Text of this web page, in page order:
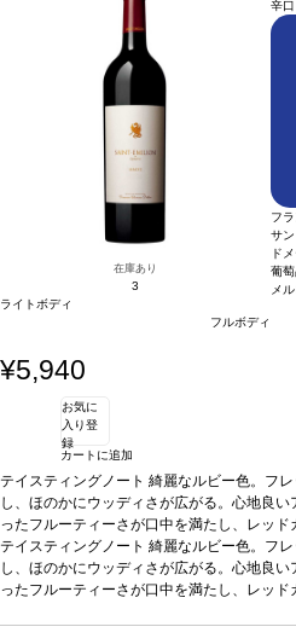
在庫あり
3
ライトボディ
フルボディ
辛口
フ
サ
ド
葡
メ
¥5,940
お気に
入り登
録
カートに追加
テイスティングノート 綺麗なルビー色。フ
し、ほのかにウッディさが広がる。心地良
ったフルーティーさが口中を満たし、レッ
滑らかで幅の広いボディの余韻は長く、この
な一本。葡萄品種メルロー 79%、カベルネ
E認証*本ヴィンテージが在庫切れの場合、
テイスティングノート 綺麗なルビー色。フ
し、ほのかにウッディさが広がる。心地良
ったフルーティーさが口中を満たし、レッ